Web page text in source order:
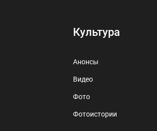
Культура
Анонсы
Видео
Фото
Фотоистории